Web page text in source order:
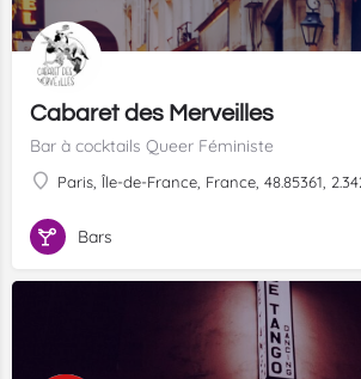
Cabaret des Merveilles
Bar à cocktails Queer Féministe
Paris, Île-de-France, France, 48.85361,
Bars